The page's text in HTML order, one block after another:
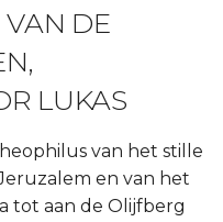
DE
LUKAS
van het stille
en van het
tot aan de Olijfberg